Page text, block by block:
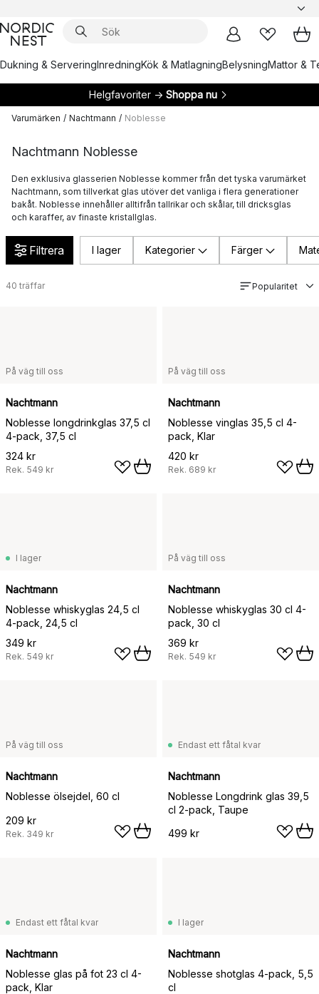
Dukning & ServeringInredningKök & MatlagningBelysningMattor &
Helgfavoriter → Shoppa nu
Varumärken / Nachtmann / Noblesse
Nachtmann Noblesse
Den exklusiva glasserien Noblesse kommer från det tyska varumärket
Nachtmann, som tillverkat glas utöver det vanliga i flera generationer
bakåt. Noblesse innehåller alltifrån tallrikar och skålar, till dricksglas
och karaffer, av finaste kristallglas.
Filtrera I lager Kategorier Färger
40 träffar Popularitet
På väg till oss
Nachtmann
Noblesse longdrinkglas 37,5 cl
4-pack, 37,5 cl
324 kr
Rek. 549 kr
På väg till oss
Nachtmann
Noblesse vinglas 35,5 cl 4-
pack, Klar
420 kr
Rek. 689 kr
I lager
Nachtmann
Noblesse whiskyglas 24,5 cl
4-pack, 24,5 cl
349 kr
Rek. 549 kr
På väg till oss
Nachtmann
Noblesse whiskyglas 30 cl 4-
pack, 30 cl
369 kr
Rek. 549 kr
På väg till oss
Nachtmann
Noblesse ölsejdel, 60 cl
209 kr
Rek. 349 kr
Endast ett fåtal kvar
Nachtmann
Noblesse Longdrink glas 39,5
cl 2-pack, Taupe
499 kr
Endast ett fåtal kvar
Nachtmann
Noblesse glas på fot 23 cl 4-
pack, Klar
I lager
Nachtmann
Noblesse shotglas 4-pack, 5,5
cl